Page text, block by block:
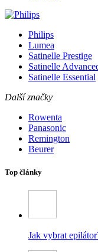
Philips
Lumea
Satinelle Prestige
Satinelle
Satinelle Essential
Další značky
Rowenta
Panasonic
Remington
Beurer
Top články
Jak vybrat